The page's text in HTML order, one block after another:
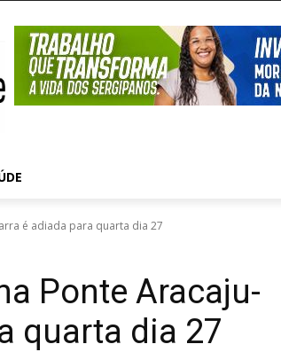
é adiada para quarta dia 27
Ponte Aracaju-
quarta dia 27